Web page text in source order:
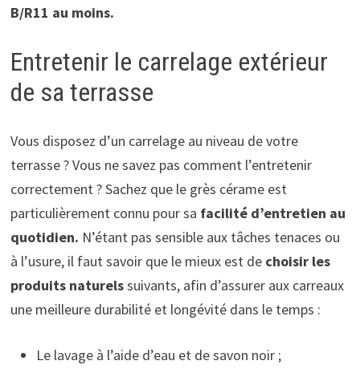
B/R11 au moins.
Entretenir le carrelage extérieur
de sa terrasse
Vous disposez d’un carrelage au niveau de votre
terrasse ? Vous ne savez pas comment l’entretenir
correctement ? Sachez que le grès cérame est
particulièrement connu pour sa facilité d’entretien au
quotidien. N’étant pas sensible aux tâches tenaces ou
à l’usure, il faut savoir que le mieux est de choisir les
produits naturelssuivants, afin d’assurer aux carreaux
une meilleure durabilité et longévité dans le temps :
Le lavage à l’aide d’eau et de savon noir ;